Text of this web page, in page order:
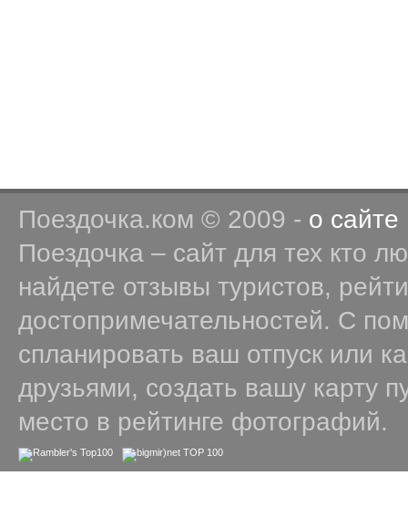
Поездочка.ком © 2009 - о сайте
Поездочка – сайт для тех кто
найдете отзывы туристов,
достопримечательностей. С
спланировать ваш отпуск или
друзьями, создать вашу карту
место в рейтинге фотографий.